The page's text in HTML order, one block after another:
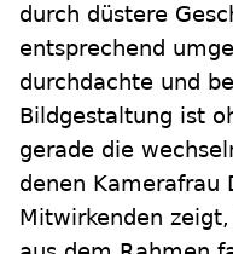
durch düstere
entsprechend
durchdachte und
Bildgestaltung ist
gerade die
denen Kamerafrau
Mitwirkenden